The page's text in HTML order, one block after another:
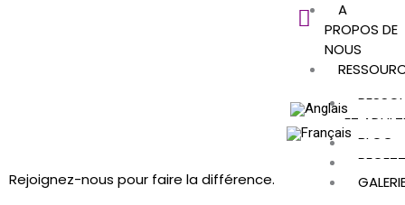
A
PROPOS DE
NOUS
ET
BLOG
Rejoignez-nous pour faire la différence.